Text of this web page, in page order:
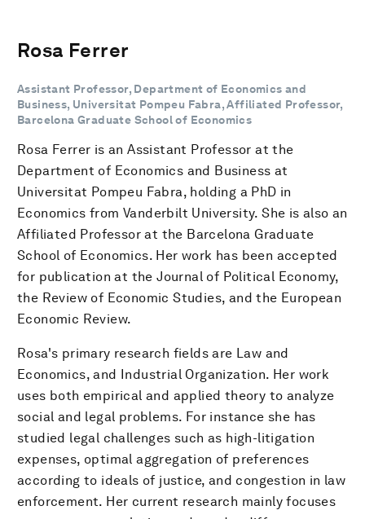
Rosa Ferrer
Assistant Professor, Department of Economics and
Business, Universitat Pompeu Fabra, Affiliated Professor,
Barcelona Graduate School of Economics
Rosa Ferrer is an Assistant Professor at the
Department of Economics and Business at
Universitat Pompeu Fabra, holding a PhD in
Economics from Vanderbilt University. She is also an
Affiliated Professor at the Barcelona Graduate
School of Economics. Her work has been accepted
for publication at the Journal of Political Economy,
the Review of Economic Studies, and the European
Economic Review.
Rosa's primary research fields are Law and
Economics, and Industrial Organization. Her work
uses both empirical and applied theory to analyze
social and legal problems. For instance she has
studied legal challenges such as high-litigation
expenses, optimal aggregation of preferences
according to ideals of justice, and congestion in law
enforcement. Her current research mainly focuses